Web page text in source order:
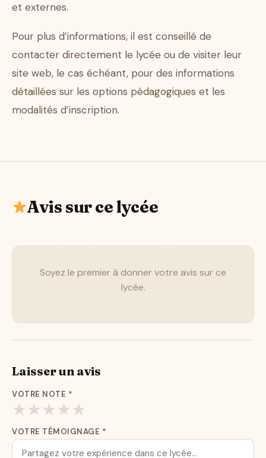
et externes.
Pour plus d’informations, il est conseillé de
contacter directement le lycée ou de visiter leur
site web, le cas échéant, pour des informations
détaillées sur les options pédagogiques et les
modalités d’inscription.
Avis sur ce lycée
Soyez le premier à donner votre avis sur ce
lycée.
Laisser un avis
VOTRE NOTE *
★★★★★
VOTRE TÉMOIGNAGE *